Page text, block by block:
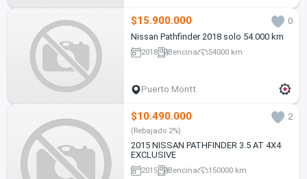
$15.900.000
0
Nissan Pathfinder 2018 solo 54.000 km
2018 Bencina 54000 km
Puerto Montt
$10.490.000 2
(Rebajado 2%)
2015 NISSAN PATHFINDER 3.5 AT 4X4
EXCLUSIVE
2015 Bencina 150000 km